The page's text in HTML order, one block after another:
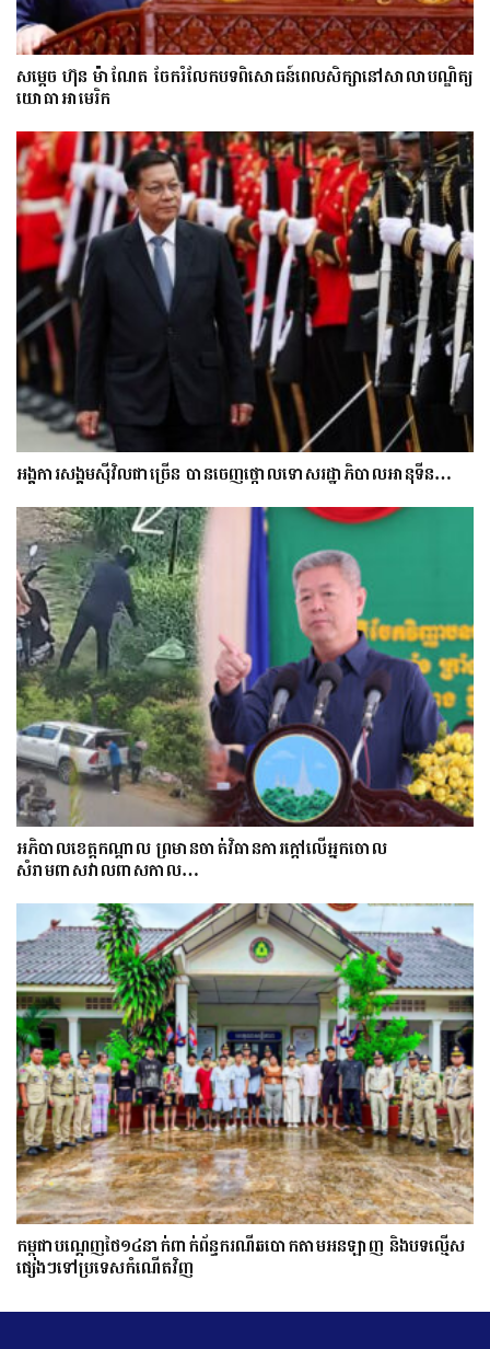
សម្តេច ហ៊ុន ម៉ាណែត ចែករំលែកបទពិសោធន៍ពេលសិក្សានៅសាលាបណ្ឌិត្យ​
យោ​ធា​អាមេរិក
អង្គការសង្គមស៊ីវិលជាច្រើន បានចេញថ្កោលទោសរដ្ឋាភិបាលអានុទីន…
អភិបាលខេត្តកណ្ដាល ព្រមានចាត់វិធានការក្ដៅលើអ្នកចោល
សំរាមពាសវាលពាសកាល…
កម្ពុជាបណ្ដេញថៃ១៤នាក់ពាក់ព័ន្ធករណីឆបោកតាមអនឡាញ និងបទល្មើស
ផ្សេងៗទៅប្រទេសកំណើតវិញ